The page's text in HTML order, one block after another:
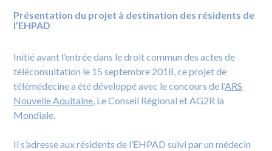
Présentation du projet à destination des résidents de
l’EHPAD
Initié avant l’entrée dans le droit commun des actes de
téléconsultation le 15 septembre 2018, ce projet de
télémédecine a été développé avec le concours de l’ARS
Nouvelle Aquitaine, Le Conseil Régional et AG2R la
Mondiale.
Il s’adresse aux résidents de l’EHPAD suivi par un médecin